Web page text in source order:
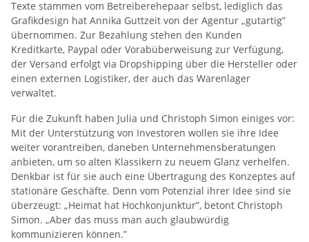
Texte stammen vom Betreiberehepaar selbst, lediglich das
Grafikdesign hat Annika Guttzeit von der Agentur „gutartig”
übernommen. Zur Bezahlung stehen den Kunden
Kreditkarte, Paypal oder Vorabüberweisung zur Verfügung,
der Versand erfolgt via Dropshipping über die Hersteller oder
einen externen Logistiker, der auch das Warenlager
verwaltet.
Für die Zukunft haben Julia und Christoph Simon einiges vor:
Mit der Unterstützung von Investoren wollen sie ihre Idee
weiter vorantreiben, daneben Unternehmensberatungen
anbieten, um so alten Klassikern zu neuem Glanz verhelfen.
Denkbar ist für sie auch eine Übertragung des Konzeptes auf
stationäre Geschäfte. Denn vom Potenzial ihrer Idee sind sie
überzeugt: „Heimat hat Hochkonjunktur”, betont Christoph
Simon. „Aber das muss man auch glaubwürdig
kommunizieren können.”